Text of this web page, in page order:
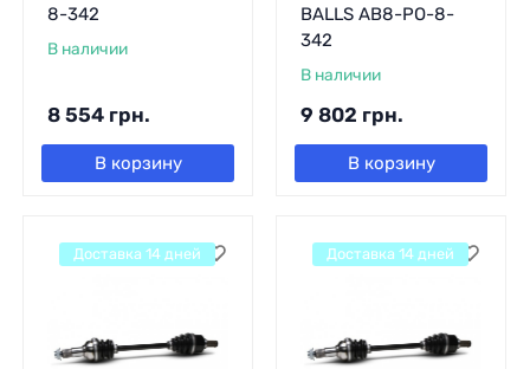
8-342
В наличии
8 554 грн.
В корзину
BALLS AB8-PO-8-
342
В наличии
9 802 грн.
В корзину
Доставка 14 дней Доставка 14 дней